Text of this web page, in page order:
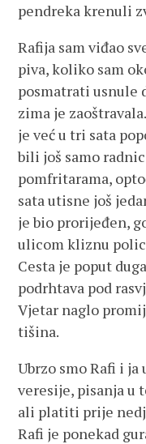
pendreka krenuli
Rafija sam viđao
piva, koliko sam
posmatrati usnule
zima je
je već u tri sata
bili još samo
pomfritarama,
sata utisne još
je bio prorijeđen,
ulicom kliznu
Cesta je poput
podrhtava pod
Vjetar naglo
tišina.
Ubrzo smo Rafi i
veresije, pisanja u
ali platiti prije
Rafi je ponekad